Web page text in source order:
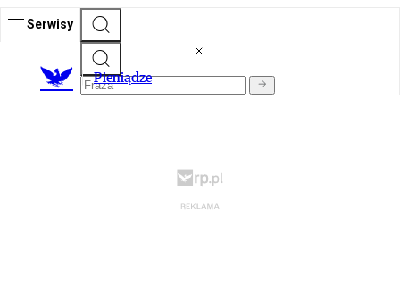
Serwisy
Pieniądze